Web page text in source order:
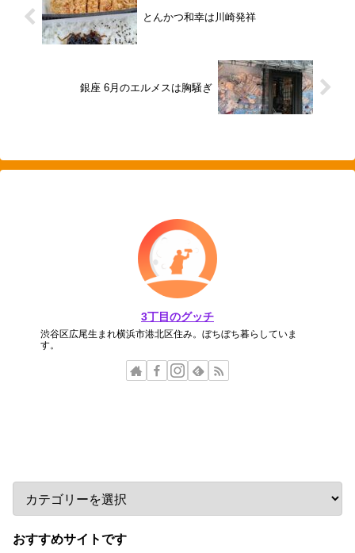
とんかつ和幸は川崎発祥
銀座 6月のエルメスは胸騒ぎ
3丁目のグッチ
渋谷区広尾生まれ横浜市港北区住み。ぼちぼち暮らしていま
す。
おすすめサイトです